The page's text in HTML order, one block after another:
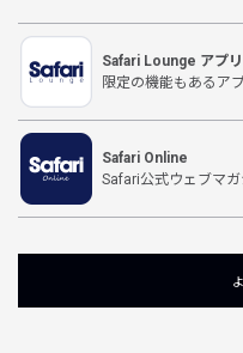
Safari Lounge アプリ
限定の機能もあるア
Safari Online
Safari公式ウェブマガ